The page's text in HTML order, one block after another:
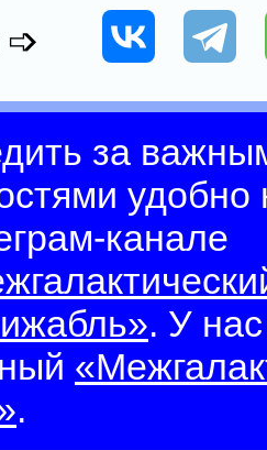
➩
за
канале
. У
.